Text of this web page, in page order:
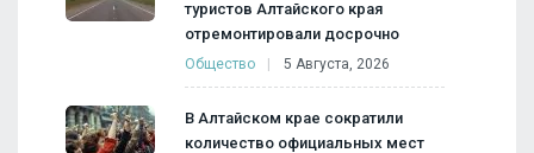
туристов Алтайского края
отремонтировали досрочно
Общество 5 Августа, 2026
В Алтайском крае сократили
количество официальных мест